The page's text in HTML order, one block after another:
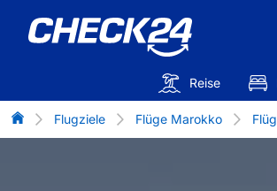
Reise
Flug-Vergleich
Flugziele Flüge Marokko